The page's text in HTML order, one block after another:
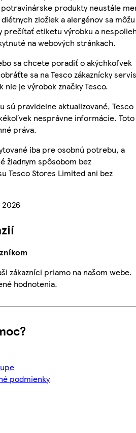
produkty neustále
zložiek a alergénov sa môžu
prečítať etiketu výrobku a
na webových stránkach.
sa chcete poradiť o akýchkoľvek
sa na Tesco zákaznícky
nie je výrobok značky Tesco.
sú pravidelne aktualizované, Tesco
nesprávne informácie. Toto
práva.
iba pre osobnú potrebu, a
žiadnym spôsobom bez
Tesco Stores Limited ani bez
2026
zákazníci priamo na našom webe.
hodnotenia.
podmienky